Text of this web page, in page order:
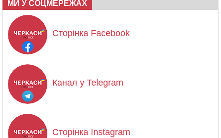
МИ У СОЦМЕРЕЖАХ
Сторінка Facebook
Канал у Telegram
Сторінка Instagram